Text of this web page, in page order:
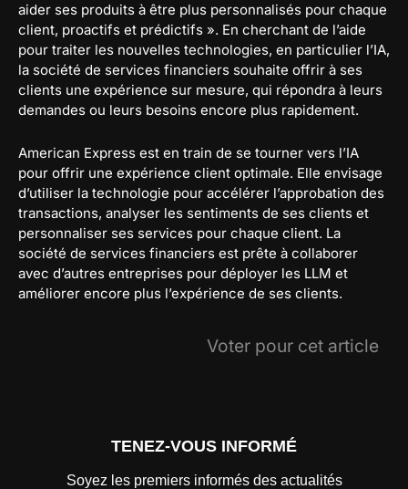
aider ses produits à être plus personnalisés pour chaque
client, proactifs et prédictifs ». En cherchant de l’aide
pour traiter les nouvelles technologies, en particulier l’IA,
la société de services financiers souhaite offrir à ses
clients une expérience sur mesure, qui répondra à leurs
demandes ou leurs besoins encore plus rapidement.
American Express est en train de se tourner vers l’IA
pour offrir une expérience client optimale. Elle envisage
d’utiliser la technologie pour accélérer l’approbation des
transactions, analyser les sentiments de ses clients et
personnaliser ses services pour chaque client. La
société de services financiers est prête à collaborer
avec d’autres entreprises pour déployer les LLM et
améliorer encore plus l’expérience de ses clients.
Voter pour cet article
TENEZ-VOUS INFORMÉ
Soyez les premiers informés des actualités